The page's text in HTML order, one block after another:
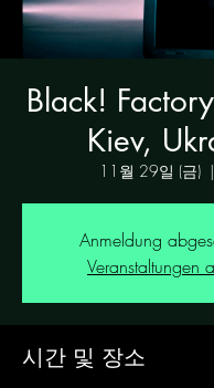
Black!
Kiev,
11월 29일 (금)
  |
Anmeldung
Veranstaltungen
시간 및 장소